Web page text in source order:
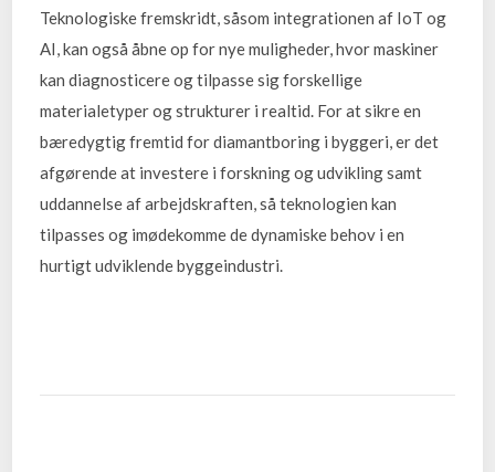
Teknologiske fremskridt, såsom integrationen af IoT og
AI, kan også åbne op for nye muligheder, hvor maskiner
kan diagnosticere og tilpasse sig forskellige
materialetyper og strukturer i realtid. For at sikre en
bæredygtig fremtid for diamantboring i byggeri, er det
afgørende at investere i forskning og udvikling samt
uddannelse af arbejdskraften, så teknologien kan
tilpasses og imødekomme de dynamiske behov i en
hurtigt udviklende byggeindustri.